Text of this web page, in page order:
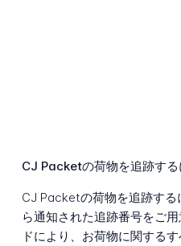
CJ Packetの荷物を追跡する
CJ Packetの荷物を追跡す
ら通知された追跡番号をご
ドにより、お荷物に関する